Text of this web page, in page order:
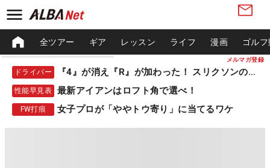
メルマガ登録
全ツアー ギア レッスン ライフ 漫画 ゴル
ドライバー 『4』が消え『R』が加わった！ スリクソンの新作
性能早見表 最新アイアンはロフト角で選べ！
FW打痕 女子プロが「ややトウ寄り」に当てるワケ